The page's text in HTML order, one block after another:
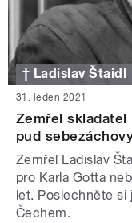
† Ladislav Štaidl
31. leden 2021
Zemřel
pud
Zemřel Ladislav
pro Karla Gotta
let. Poslechněte si
Čechem.